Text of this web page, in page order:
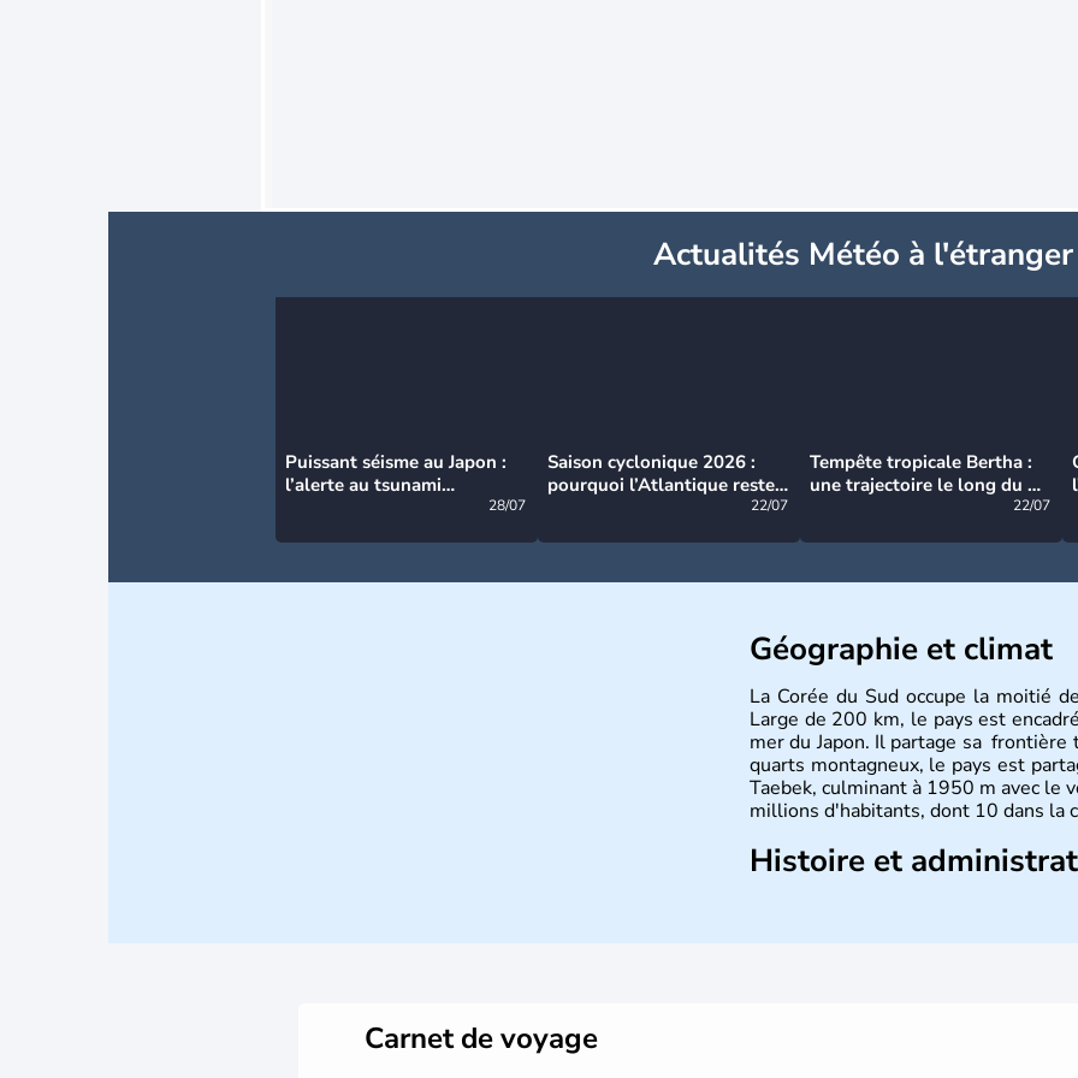
Actualités Météo à l'étranger
Puissant séisme au Japon :
l’alerte au tsunami
28/07
Saison cyclonique 2026 :
pourquoi l’Atlantique reste
22/07
Tempête tropicale Bertha :
une trajectoire le long du du
22/07
Géographie et climat
La Corée du Sud occupe la moitié
Large de 200 km, le pays est
mer du Japon. Il partage sa
quarts montagneux, le pays est
Taebek, culminant à 1950 m avec le
millions d'habitants, dont 10 dans la
Histoire et
Carnet de voyage